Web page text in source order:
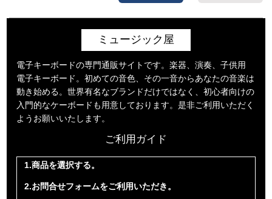
ミュージック屋
電子キーボードの専門通販サイトです。楽器、演奏、子供用
電子キーボード。初めての音色、その一音からあなたの音楽は
動き始める。世界有名なブランドだけではなく、初心者向けの
入門的なケーボードも用意しております。是非ご利用いただく
ようお願いいたします。
ご利用ガイド
1.商品を選択する。
2.お問合せフォームをご利用いただき。